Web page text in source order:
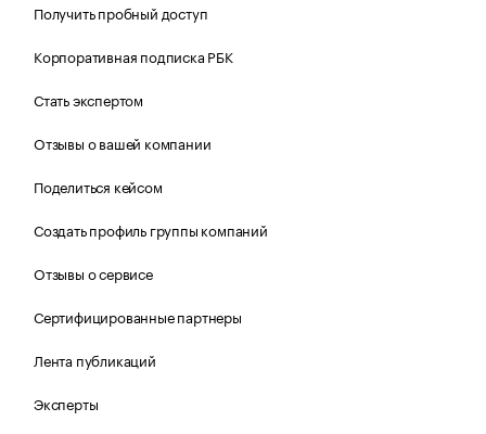
Получить пробный доступ
Корпоративная подписка РБК
Стать экспертом
Отзывы о вашей компании
Поделиться кейсом
Создать профиль группы компаний
Отзывы о сервисе
Сертифицированные партнеры
Лента публикаций
Эксперты